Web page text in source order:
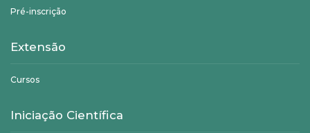
Pré-inscrição
Extensão
Cursos
Iniciação Científica